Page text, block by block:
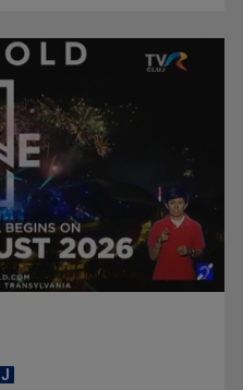
Chiriac ia argintul în